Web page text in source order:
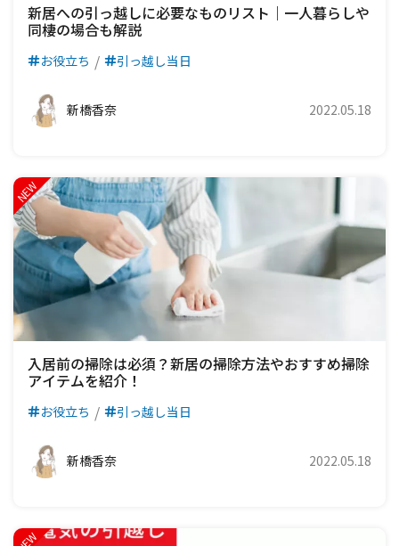
新居への引っ越しに必要なものリスト｜一人暮らしや
同棲の場合も解説
お役立ち 引っ越し当日
新橋香奈 2022.05.18
入居前の掃除は必須？新居の掃除方法やおすすめ掃除
アイテムを紹介！
お役立ち 引っ越し当日
新橋香奈 2022.05.18